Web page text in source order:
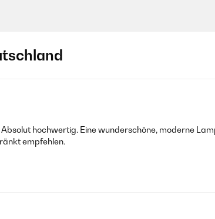
hochwertig. Eine wunderschöne, moderne
empfehlen.